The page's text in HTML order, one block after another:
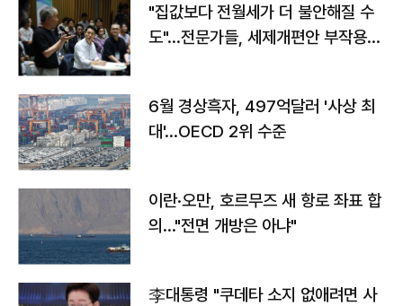
"집값보다 전월세가 더 불안해질 수
도"…전문가들, 세제개편안 부작용
6월 경상흑자, 497억달러 '사상 최
대'…OECD 2위 수준
이란·오만, 호르무즈 새 항로 좌표 합
의…"전면 개방은 아냐"
李대통령 "쿠데타 소지 없애려면 사